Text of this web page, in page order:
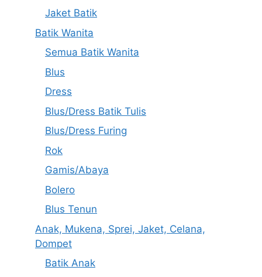
Jaket Batik
Batik Wanita
Semua Batik Wanita
Blus
Dress
Blus/Dress Batik Tulis
Blus/Dress Furing
Rok
Gamis/Abaya
Bolero
Blus Tenun
Anak, Mukena, Sprei, Jaket, Celana,
Dompet
Batik Anak